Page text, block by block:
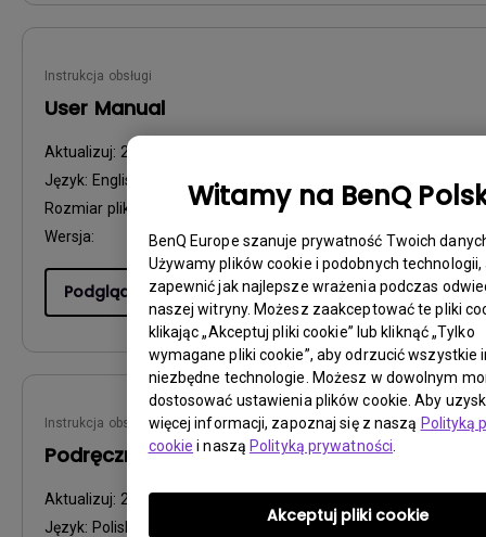
Witamy na BenQ
BenQ Europe szanuje prywatność Twoich
Używamy plików cookie i podobnych technologii,
zapewnić jak najlepsze wrażenia podczas
naszej witryny. Możesz zaakceptować te pliki
klikając „Akceptuj pliki cookie” lub kliknąć „Tylko
wymagane pliki cookie”, aby odrzucić wszystkie
niezbędne technologie. Możesz w dowolnym
dostosować ustawienia plików cookie. Aby
więcej informacji, zapoznaj się z naszą Polityką
cookie i nasząPolityką prywatności
Akceptuj pliki cookie
Instrukcja obsługi
User Manual
Aktualizuj: 2011/06/14
Język: English
Rozmiar pliku:
1.76 MB
Wersja:
Podgląd
Instrukcja obsługi
Podręcznik użytkownika
Aktualizuj: 2011/06/14
Język: Polish